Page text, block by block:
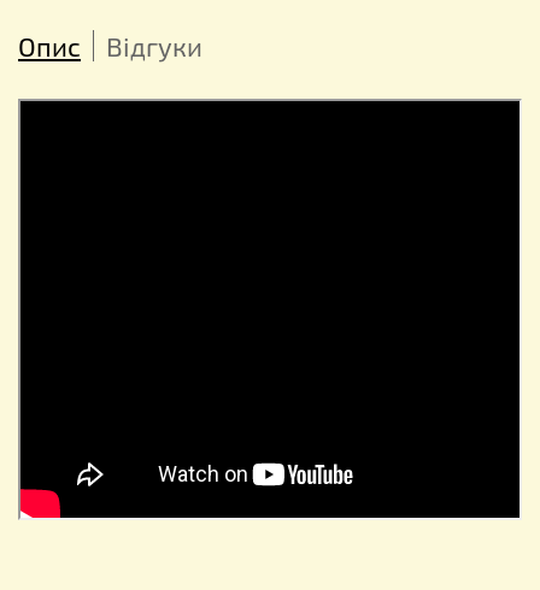
Опис Відгуки